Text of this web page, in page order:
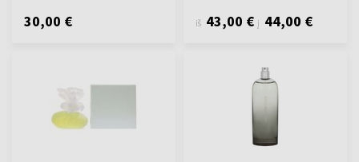
30,00 € iš 43,00 € į 44,00 €